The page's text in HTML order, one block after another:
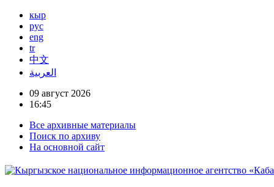
кыр
рус
eng
tr
中文
العربية
09 август 2026
16:45
Все архивные материалы
Поиск по архиву
На основной сайт